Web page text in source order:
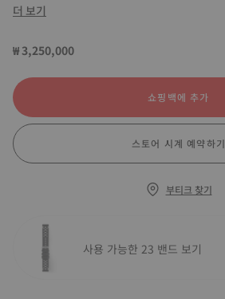
더 보기
₩ 3,250,000
쇼핑백에 추가
스토어 시계 예약하기
부티크 찾기
사용 가능한 23 밴드 보기